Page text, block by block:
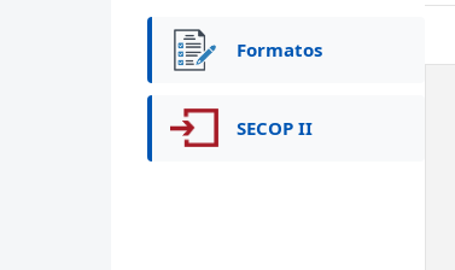
Formatos
SECOP II